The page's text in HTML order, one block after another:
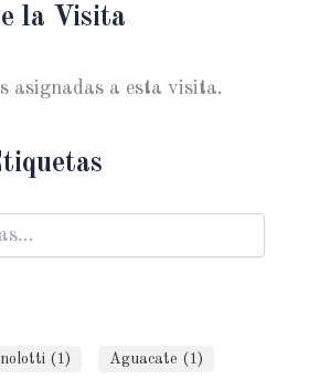
la Visita
asignadas a esta visita.
(1) Aguacate (1)